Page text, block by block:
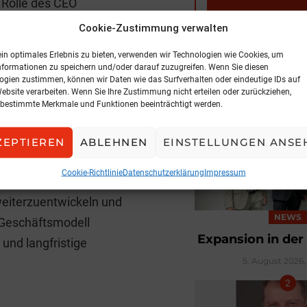
Cookie-Zustimmung verwalten
optimales Erlebnis zu bieten, verwenden wir Technologien wie Cookies, um
zu speichern und/oder darauf zuzugreifen. Wenn Sie diesen
zustimmen, können wir Daten wie das Surfverhalten oder eindeutige IDs auf
verarbeiten. Wenn Sie Ihre Zustimmung nicht erteilen oder zurückziehen,
Merkmale und Funktionen beeinträchtigt werden.
ABLEHNEN EINSTELLUNGEN
Cookie-RichtlinieDatenschutzerklärungImpressum
des CEO
Wachstumschancen
und nutzen.
Head und
prägte er über fast
bei Aon in Wien,
freue mich sehr
und
langfristige
BELIEBTE
NEWS
Expansion in
5. August 2026,